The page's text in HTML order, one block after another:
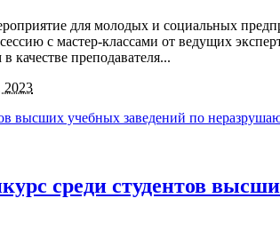
для молодых и социальных
с мастер-классами от ведущих
преподавателя...
2023
среди студентов